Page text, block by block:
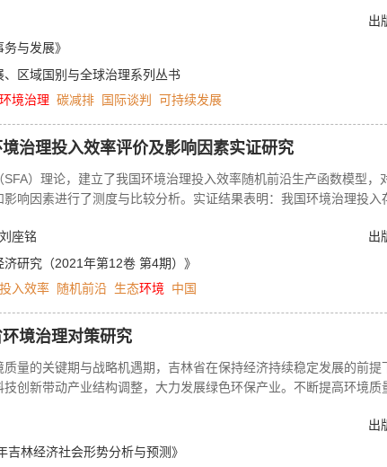
出
务与发展》
、区域国别与全球治理系列丛书
环境治理 碳减排 国际谈判 可持续发展
治理投入效率评价及影响因素实证研究
）理论，建立了我国环境治理投入效率随机前沿生产函数模型，
响因素进行了测度与比较分析。实证结果表明：我国环境治理投入
权水平和城镇化水平；人口规模、工业化水平以及经济发展水平不
区环境治理投入效率最高，其次是东部和中部地区，最后是西部地
、西部和东北地区具有促进作用，而不利于中部地区，人口质量是
素；工业化水平不利于东部地区和中部地区，而有利于西部地区和
作用，而对中部、西部和东北地区具有阻碍作用；经济发展水平对
出
座铭
济研究（2021年第12卷 第4期）》
投入效率 随机前沿 生态环境 中国
境治理对策研究
质量的关键期与战略机遇期，吉林省在保持经济持续稳定发展的前提
创新带动产业结构调整，大力发展绿色环保产业。不断提高环境质
梳理近期吉林省环境治理过程中取得的进展与存在问题的过程中，
出
吉林经济社会形势分析与预测》